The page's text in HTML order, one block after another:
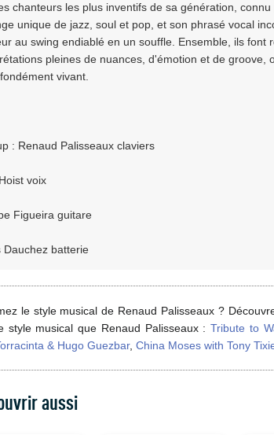
chanteurs les plus inventifs de sa génération,
unique de jazz, soul et pop, et son phrasé vocal
au swing endiablé en un souffle. Ensemble, ils font
pleines de nuances, d'émotion et de groove,
vivant.
: Renaud Palisseaux claviers
voix
Figueira guitare
Dauchez batterie
le style musical de Renaud Palisseaux ?
style musical que Renaud Palisseaux : Tribute to
& Hugo Guezbar, China Moses with Tony
aussi